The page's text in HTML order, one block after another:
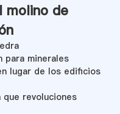
molino de
para minerales
lugar de los edificios
revoluciones